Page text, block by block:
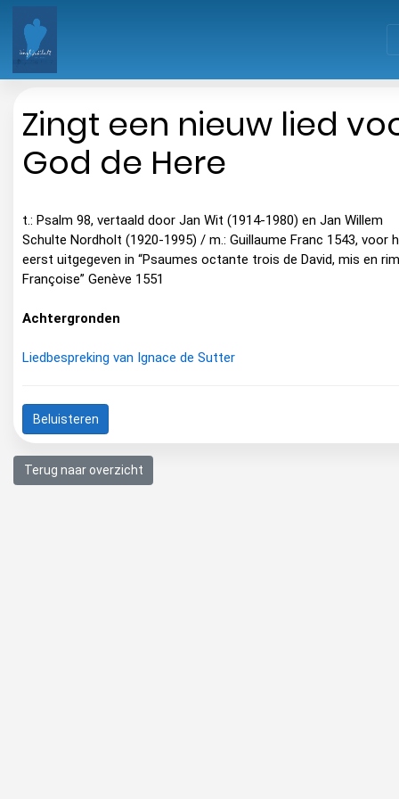
Zingt een nieuw lied
God de Here
t.: Psalm 98, vertaald door Jan Wit (1914-1980) en Jan Willem
Schulte Nordholt (1920-1995) / m.: Guillaume Franc 1543, voor
eerst uitgegeven in “Psaumes octante trois de David, mis en
Françoise” Genève 1551
Achtergronden
Liedbespreking van Ignace de Sutter
Beluisteren
Terug naar overzicht